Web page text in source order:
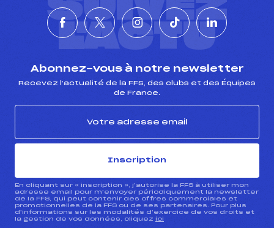
SUIVEZ
L'ACTU
Abonnez-vous à notre newsletter
Recevez l’actualité de la FFS, des clubs et des Équipes
de France.
Inscription
En cliquant sur « inscription », j’autorise la FFS à utiliser mon
adresse email pour m’envoyer périodiquement la newsletter
de la FFS, qui peut contenir des offres commerciales et
promotionnelles de la FFS ou de ses partenaires. Pour plus
d’informations sur les modalités d’exercice de vos droits et
la gestion de vos données, cliquez ici